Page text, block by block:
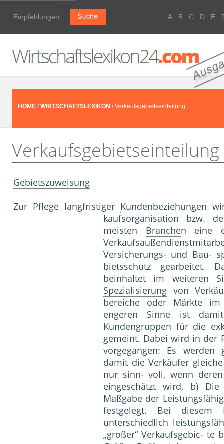
Empfehlungen A B C D E
HOME /WIRTSCHAFTSLEXIKON / Verkaufsgebietseinteilung
Verkaufsgebietseinteilung
Gebietszuweisung
Zur Pflege langfristiger Kundenbeziehungen
kaufsorganisation bzw.
meisten Branchen eine
Versicherungs- und Bau-
bietsschutz gearbeitet.
beinhaltet im weiteren
Spezialisierung von
bereiche oder Märkte
engeren Sinne ist
Kundengruppen für die
gemeint. Dabei wird in der
vorgegangen: Es werden
damit die Verkäufer
nur sinn- voll, wenn
eingeschätzt wird, b)
Maßgabe der
festgelegt. Bei diesem
unterschiedlich
„großer“ Verkaufsgebic-